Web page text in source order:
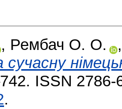
, Рембач О. О.
сучасну
ISSN 2786-
.